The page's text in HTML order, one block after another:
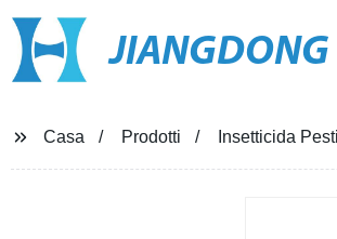
JIANGDONG
Casa Prodotti Insetticida